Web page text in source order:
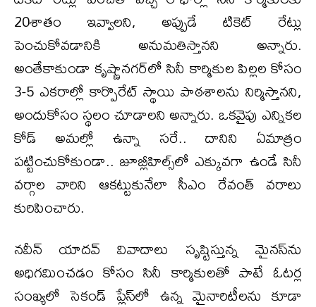
20శాతం ఇవ్వాలని, అప్పుడే టికెట్ రేట్లు
పెంచుకోవడానికి అనుమతిస్తానని అన్నారు.
అంతేకాకుండా కృష్ణానగర్‌లో సినీ కార్మికుల పిల్లల కోసం
3-5 ఎకరాల్లో కార్పొరేట్ స్థాయి పాఠశాలను నిర్మిస్తానని,
అందుకోసం స్థలం చూడాలని అన్నారు. ఒకవైపు ఎన్నికల
కోడ్ అమల్లో ఉన్నా సరే.. దానిని ఏమాత్రం
పట్టించుకోకుండా.. జూబ్లీహిల్స్‌లో ఎక్కువగా ఉండే సినీ
వర్గాల వారిని ఆకట్టుకునేలా సీఎం రేవంత్ వరాలు
కురిపించారు.
నవీన్ యాదవ్‌ వివాదాలు సృష్టిస్తున్న మైనస్‌ను
అధిగమించడం కోసం సినీ కార్మికులతో పాటే ఓటర్ల
సంఖ్యలో సెకండ్ ప్లేస్‌లో ఉన్న మైనారిటీలను కూడా